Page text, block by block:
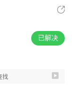
已解决
找